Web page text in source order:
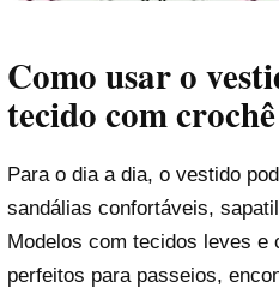
Como usar o
tecido com crochê
Para o dia a dia, o vestido
sandálias confortáveis,
Modelos com tecidos leves e
perfeitos para passeios,